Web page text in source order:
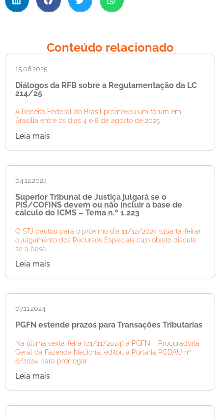
Conteúdo relacionado
15.08.2025
Diálogos da RFB sobre a Regulamentação da LC
214/25
A Receita Federal do Brasil promoveu um fórum em
Brasília entre os dias 4 e 8 de agosto de 2025
Leia mais
04.12.2024
Superior Tribunal de Justiça julgará se o
PIS/COFINS devem ou não incluir a base de
cálculo do ICMS – Tema n.º 1.223
O STJ pautou para o próximo dia 11/12/2024 (quarta-feira),
o julgamento dos Recursos Especiais cujo objeto discute
se a base
Leia mais
07.11.2024
PGFN estende prazos para Transações Tributárias
Na última sexta-feira (01/11/2024) a PGFN – Procuradoria
Geral da Fazenda Nacional editou a Portaria PGDAU nº
6/2024 para prorrogar
Leia mais